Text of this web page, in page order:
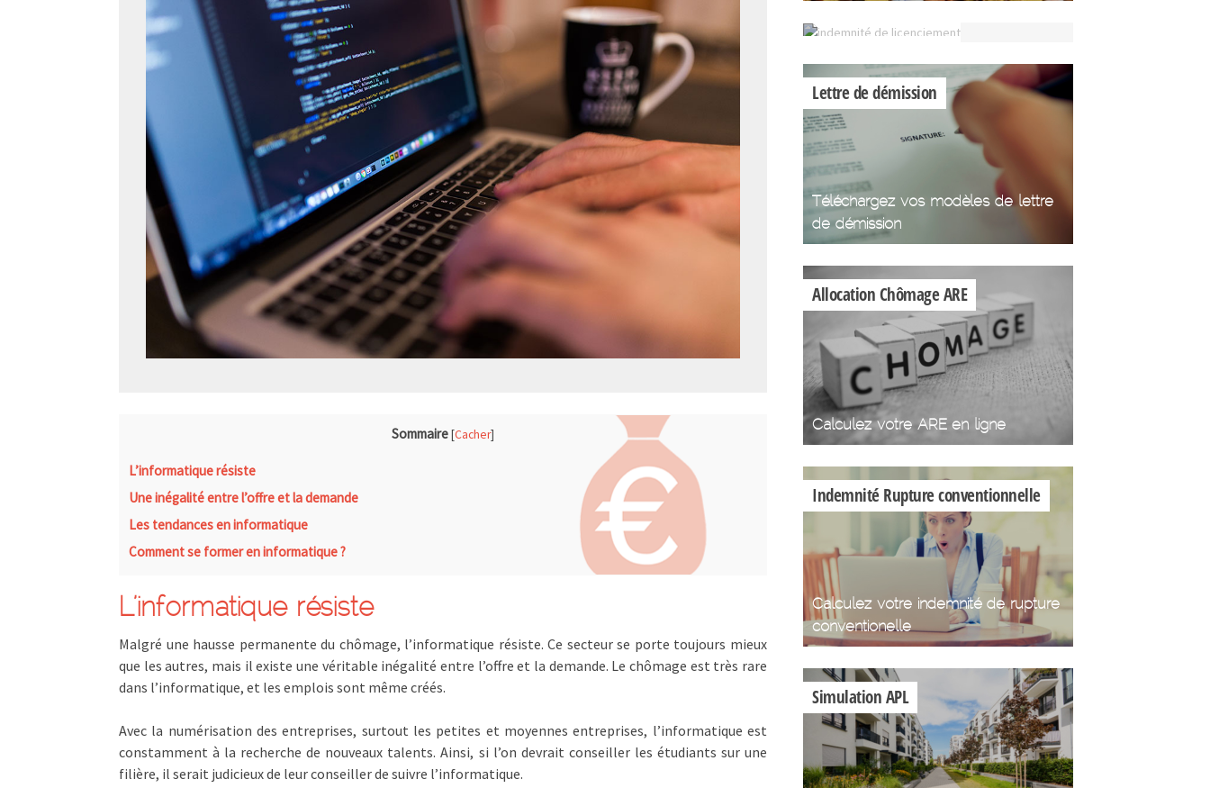
Sommaire[Cacher]
L’informatique résiste
Une inégalité entre l’offre et la demande
Les tendances en informatique
Comment se former en informatique ?
L’informatique résiste
Malgré une hausse permanente du chômage, l’informatique résiste. Ce secteur se porte toujours mieux
que les autres, mais il existe une véritable inégalité entre l’offre et la demande. Le chômage est très rare
dans l’informatique, et les emplois sont même créés.
Avec la numérisation des entreprises, surtout les petites et moyennes entreprises, l’informatique est
constamment à la recherche de nouveaux talents. Ainsi, si l’on devrait conseiller les étudiants sur une
filière, il serait judicieux de leur conseiller de suivre l’informatique.
licenciement
licenciement
Lettre de démission
Téléchargez vos modèles de lettre
de démission
Allocation Chômage ARE
Calculez votre ARE en ligne
Indemnité Rupture conventionnelle
Calculez votre indemnité de rupture
conventionelle
Simulation APL